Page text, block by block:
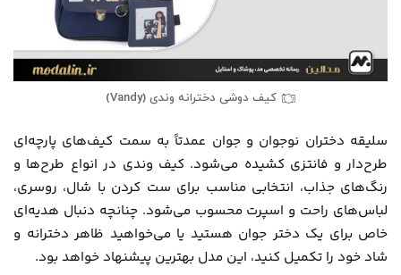
کیف دوشی دخترانه وندی (Vandy)
سلیقه دختران نوجوان و جوان عمدتاً به سمت کیف‌های پارچه‌ای
طرح‌دار و فانتزی کشیده می‌شود. کیف وندی در انواع طرح‌ها و
رنگ‌های جذاب، انتخابی مناسب برای ست کردن با شال، روسری،
لباس‌های راحت و اسپرت محسوب می‌شود. چنانچه دنبال هدیه‌ای
خاص برای یک دختر جوان هستید یا می‌خواهید ظاهر دخترانه و
شاد خود را تکمیل کنید، این مدل بهترین پیشنهاد خواهد بود.